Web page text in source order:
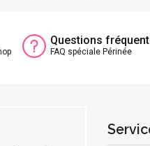
Questions
FAQ spéciale Périnée